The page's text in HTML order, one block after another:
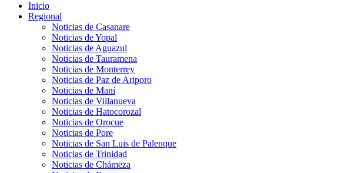
Inicio
Regional
Noticias de Casanare
Noticias de Yopal
Noticias de Aguazul
Noticias de Tauramena
Noticias de Monterrey
Noticias de Paz de Ariporo
Noticias de Maní
Noticias de Villanueva
Noticias de Hatocorozal
Noticias de Orocue
Noticias de Pore
Noticias de San Luis de Palenque
Noticias de Trinidad
Noticias de Chámeza